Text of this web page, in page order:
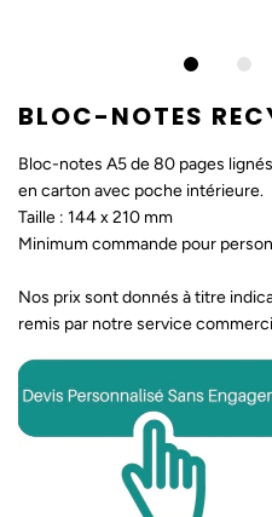
BLOC-NOTES
Bloc-notes A5 de 80 pages
en carton avec poche intérieure.
Taille : 144 x 210 mm
Minimum commande pour
Nos prix sont donnés à titre
remis par notre service